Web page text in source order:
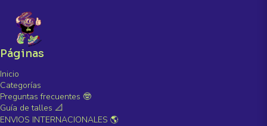
Páginas
Inicio
Categorías
Preguntas frecuentes 🤓
Guía de talles 📐
ENVIOS INTERNACIONALES 🌎